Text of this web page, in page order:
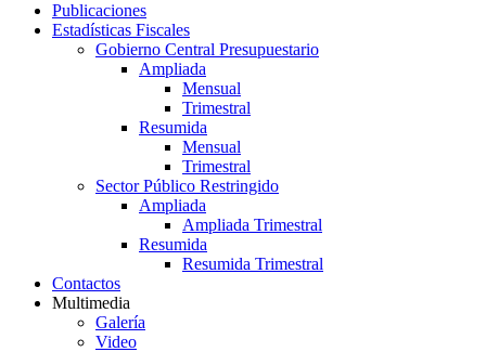
Publicaciones
Estadísticas Fiscales
Gobierno Central Presupuestario
Ampliada
Mensual
Trimestral
Resumida
Mensual
Trimestral
Sector Público Restringido
Ampliada
Ampliada Trimestral
Resumida
Resumida Trimestral
Contactos
Multimedia
Galería
Video